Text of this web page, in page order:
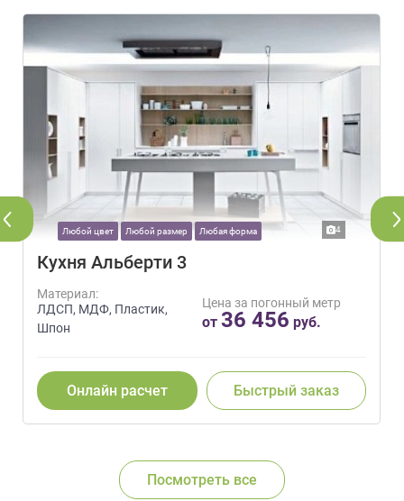
Любой цвет Любой размер Любая форма 4
Кухня Альберти 3
Материал:
ЛДСП, МДФ, Пластик,
Шпон
Цена за погонный метр
от 36 456 руб.
Онлайн расчет Быстрый заказ
Посмотреть все